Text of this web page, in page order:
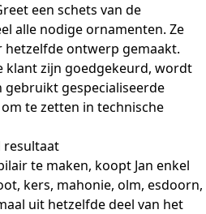
een schets van de
alle nodige ornamenten. Ze
ontwerp gemaakt.
klant zijn goedgekeurd, wordt
gebruikt gespecialiseerde
te zetten in technische
resultaat
te maken, koopt Jan enkel
kers, mahonie, olm, esdoorn,
uit hetzelfde deel van het